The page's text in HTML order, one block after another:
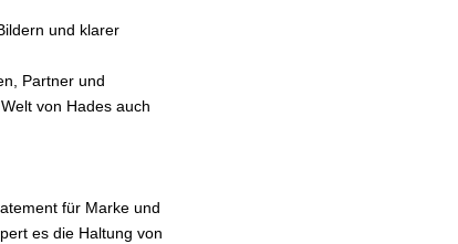
und klarer
Partner und
von Hades auch
für Marke und
es die Haltung von